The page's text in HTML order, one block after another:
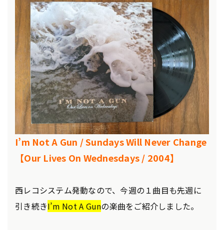
I’m Not A Gun / Sundays Will Never Change
【Our Lives On Wednesdays / 2004】
西レコシステム発動なので、今週の１曲目も先週に
引き続きI’m Not A Gunの楽曲をご紹介しました。